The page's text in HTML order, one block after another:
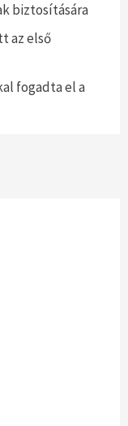
biztosítására
az első
fogadta el a